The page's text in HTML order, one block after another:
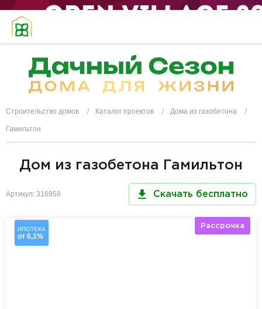
Строительство домов Каталог проектов Дома из газобетона
Гамильтон
Дом из газобетона Гамильтон
Артикул: 316958 Скачать бесплатно
ИПОТЕКА
от 6,1%
Рассрочка